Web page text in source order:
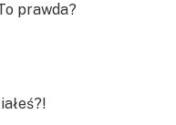
prawda?